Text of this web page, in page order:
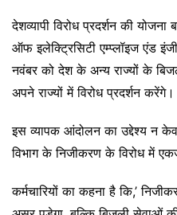
देशव्यापी विरोध प्रदर्शन की
ऑफ इलेक्ट्रिसिटी एम्प्लॉइज एंड
नवंबर को देश के अन्य राज्यों के
अपने राज्यों में विरोध प्रदर्शन करेंगे।
इस व्यापक आंदोलन का उद्देश्य न
विभाग के निजीकरण के विरोध में
कर्मचारियों का कहना है कि,’